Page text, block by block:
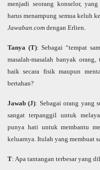
menjadi seorang konselor,
harus menampung semua keluh
Jawaban.com dengan Erlien.
Tanya (T): Sebagai “tempat
masalah-masalah banyak
baik secara fisik maupun
bertahan?
Jawab (J): Sebagai orang yang
sangat terpanggil untuk
punya hati untuk membantu
keluarnya. Itulah yang membuat
T: Apa tantangan terbesar yang